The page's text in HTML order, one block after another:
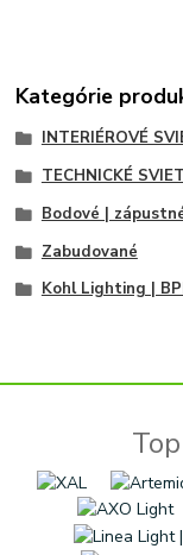
Kategórie
INTERIÉROVÉ
TECHNICKÉ
Bodové |
Zabudované
Kohl Lighting |